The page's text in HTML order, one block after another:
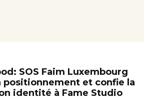
SOS Faim Luxembourg
positionnement et confie la
identité à Fame Studio